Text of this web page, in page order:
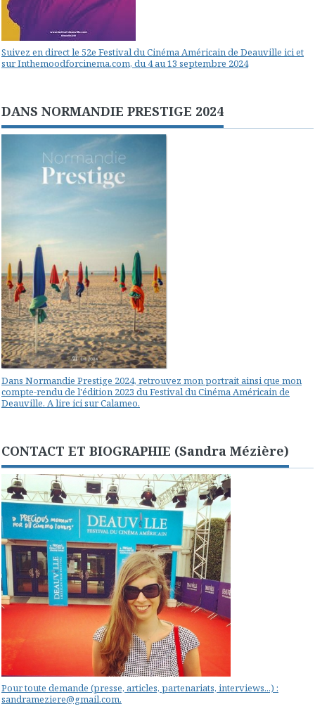
Suivez en direct le 52e Festival du Cinéma Américain de Deauville ici et
sur Inthemoodforcinema.com, du 4 au 13 septembre 2024
DANS NORMANDIE PRESTIGE 2024
Dans Normandie Prestige 2024, retrouvez mon portrait ainsi que mon
compte-rendu de l'édition 2023 du Festival du Cinéma Américain de
Deauville. A lire ici sur Calameo.
CONTACT ET BIOGRAPHIE (Sandra Mézière)
Pour toute demande (presse, articles, partenariats, interviews...) :
sandrameziere@gmail.com.